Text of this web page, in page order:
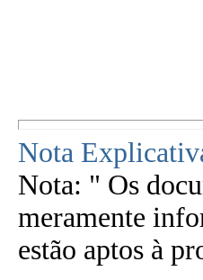
Nota
Nota: " Os
meramente
estão aptos à